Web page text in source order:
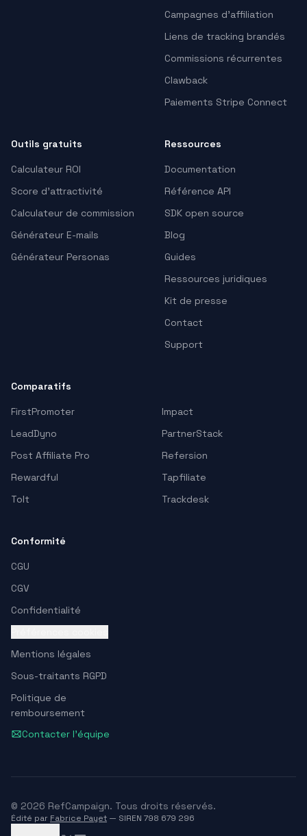
Campagnes d’affiliation
Liens de tracking brandés
Commissions récurrentes
Clawback
Paiements Stripe Connect
Outils gratuits
Calculateur ROI
Score d'attractivité
Calculateur de commission
Générateur E-mails
Générateur Personas
Ressources
Documentation
Référence API
SDK open source
Blog
Guides
Ressources juridiques
Kit de presse
Contact
Support
Comparatifs
FirstPromoter
Impact
LeadDyno
PartnerStack
Post Affiliate Pro
Refersion
Rewardful
Tapfiliate
Tolt
Trackdesk
Conformité
CGU
CGV
Confidentialité
Mentions légales
Sous-traitants RGPD
Politique de
remboursement
Contacter l'équipe
© 2026 RefCampaign. Tous droits réservés.
Édité par Fabrice Payet — SIREN 798 679 296